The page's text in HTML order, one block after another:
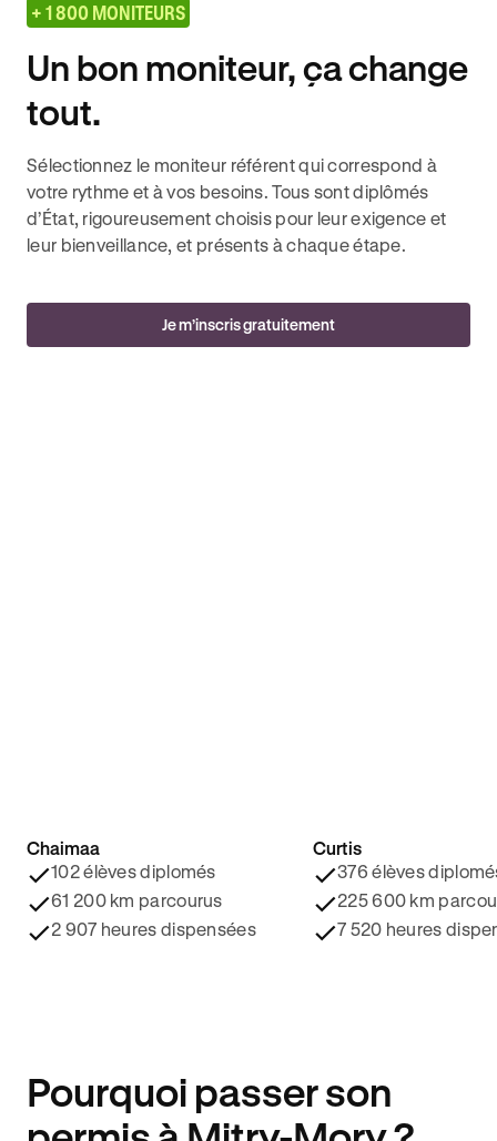
+ 1 800 MONITEURS
Un bon moniteur, ça change
tout.
Sélectionnez le moniteur référent qui correspond à
votre rythme et à vos besoins. Tous sont diplômés
d’État, rigoureusement choisis pour leur exigence et
leur bienveillance, et présents à chaque étape.
Je m’inscris gratuitement
4.8/5 ⭐️
Chaimaa
102 élèves diplomés
61 200 km parcourus
2 907 heures dispensées
4.9/5 ⭐️
Curtis
376 élèves
225 600 km
7 520 heures
Pourquoi passer son